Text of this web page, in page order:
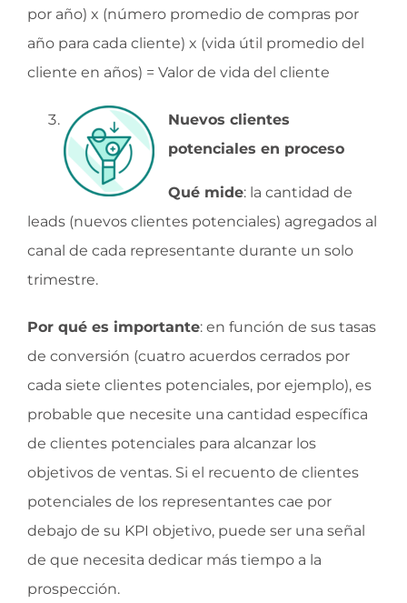
por año) x (número promedio de compras por
año para cada cliente) x (vida útil promedio del
cliente en años) = Valor de vida del cliente
Nuevos clientes
potenciales en proceso
Qué mide: la cantidad de
leads (nuevos clientes potenciales) agregados al
canal de cada representante durante un solo
trimestre.
Por qué es importante: en función de sus tasas
de conversión (cuatro acuerdos cerrados por
cada siete clientes potenciales, por ejemplo), es
probable que necesite una cantidad específica
de clientes potenciales para alcanzar los
objetivos de ventas. Si el recuento de clientes
potenciales de los representantes cae por
debajo de su KPI objetivo, puede ser una señal
de que necesita dedicar más tiempo a la
prospección.